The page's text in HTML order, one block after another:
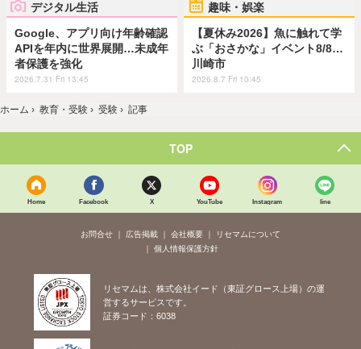
デジタル生活
Google、アプリ向け年齢確認
APIを年内に世界展開…未成年
者保護を強化
2026.7.31 Fri 13:45
趣味・娯楽
【夏休み2026】魚に触れて学
ぶ「おさかな」イベント8/8…
川崎市
2026.8.7 Fri 10:45
ホーム › 教育・受験 › 受験 › 記事
TOP
Home Facebook X YouTube Instagram line
お問合せ 広告掲載 会社概要
リセマムについて
個人情報保護方針
リセマムは、株式会社イード（東証グロース上場）の運
営するサービスです。
証券コード：6038